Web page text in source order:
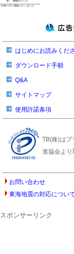
はじめにお読みくだ
ダウンロード手順
Q&A
サイトマップ
使用許諾条項
TB(株)はプ
進協会より
お問い合わせ
東海地震の対応につい
スポンサーリンク